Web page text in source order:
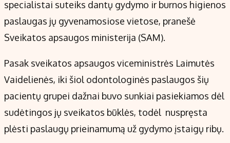
specialistai suteiks dantų gydymo ir burnos higienos
paslaugas jų gyvenamosiose vietose, pranešė
Sveikatos apsaugos ministerija (SAM).
Pasak sveikatos apsaugos viceministrės Laimutės
Vaidelienės, iki šiol odontologinės paslaugos šių
pacientų grupei dažnai buvo sunkiai pasiekiamos dėl
sudėtingos jų sveikatos būklės, todėl nuspręsta
plėsti paslaugų prieinamumą už gydymo įstaigų ribų.